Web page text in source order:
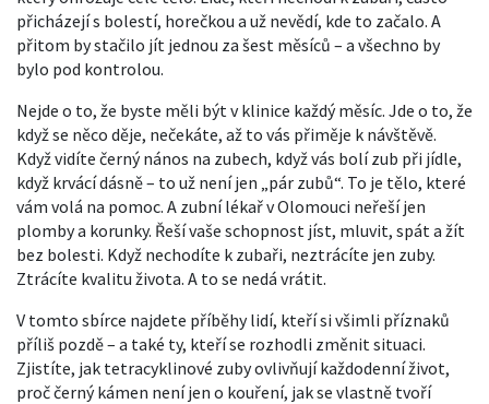
přicházejí s bolestí, horečkou a už nevědí, kde to začalo. A
přitom by stačilo jít jednou za šest měsíců – a všechno by
bylo pod kontrolou.
Nejde o to, že byste měli být v klinice každý měsíc. Jde o to, že
když se něco děje, nečekáte, až to vás přiměje k návštěvě.
Když vidíte černý nános na zubech, když vás bolí zub při jídle,
když krvácí dásně – to už není jen „pár zubů“. To je tělo, které
vám volá na pomoc. A zubní lékař v Olomouci neřeší jen
plomby a korunky. Řeší vaše schopnost jíst, mluvit, spát a žít
bez bolesti. Když nechodíte k zubaři, neztrácíte jen zuby.
Ztrácíte kvalitu života. A to se nedá vrátit.
V tomto sbírce najdete příběhy lidí, kteří si všimli příznaků
příliš pozdě – a také ty, kteří se rozhodli změnit situaci.
Zjistíte, jak tetracyklinové zuby ovlivňují každodenní život,
proč černý kámen není jen o kouření, jak se vlastně tvoří